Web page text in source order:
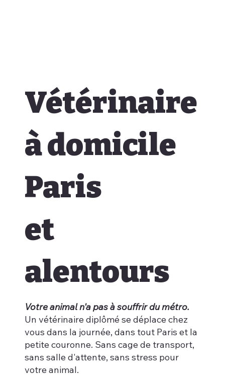
Vétérinaire
à domicile
Paris
et
alentours
Votre animal n'a pas à souffrir du métro.
Un vétérinaire diplômé se déplace chez
vous dans la journée, dans tout Paris et la
petite couronne. Sans cage de transport,
sans salle d'attente, sans stress pour
votre animal.